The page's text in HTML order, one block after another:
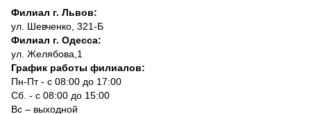
Филиал г. Львов:
ул. Шевченко, 321-Б
Филиал г. Одесса:
ул. Желябова,1
График работы филиалов:
Пн-Пт - с 08:00 до 17:00
Сб. - с 08:00 до 15:00
Вс – выходной